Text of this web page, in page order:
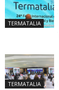
TERMATALIA
TERMATALIA